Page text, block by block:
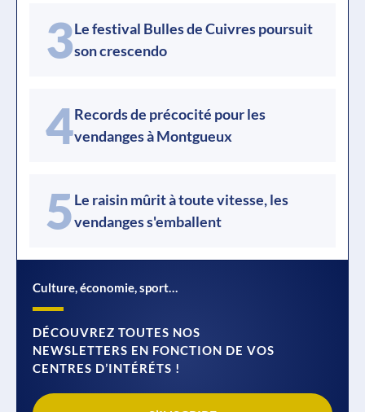
3Le festival Bulles de Cuivres poursuit
son crescendo
4Records de précocité pour les
vendanges à Montgueux
5Le raisin mûrit à toute vitesse, les
vendanges s'emballent
Culture, économie, sport…
DÉCOUVREZ TOUTES NOS
NEWSLETTERS EN FONCTION DE VOS
CENTRES D’INTÉRÉTS !